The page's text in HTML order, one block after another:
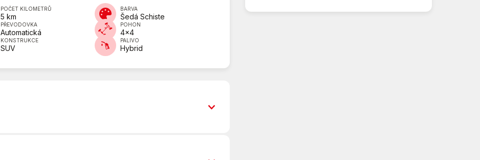
POČET KILOMETRŮ
5 km
BARVA
Šedá Schiste
PŘEVODOVKA
Automatická
POHON
4x4
KONSTRUKCE
SUV
PALIVO
Hybrid